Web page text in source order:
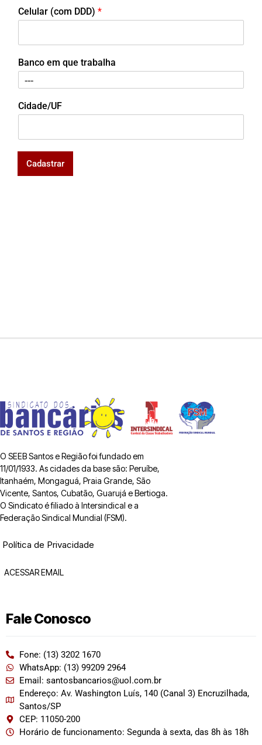
Celular (com DDD) *
Banco em que trabalha
Cidade/UF
Cadastrar
O SEEB Santos e Região foi fundado em
11/01/1933. As cidades da base são: Peruíbe,
Itanhaém, Mongaguá, Praia Grande, São
Vicente, Santos, Cubatão, Guarujá e Bertioga.
O Sindicato é filiado à Intersindical e a
Federação Sindical Mundial (FSM).
Política de Privacidade
ACESSAR EMAIL
Fale Conosco
Fone: (13) 3202 1670
WhatsApp: (13) 99209 2964
Email: santosbancarios@uol.com.br
Endereço: Av. Washington Luís, 140 (Canal 3) Encruzilhada,
Santos/SP
CEP: 11050-200
Horário de funcionamento: Segunda à sexta, das 8h às 18h